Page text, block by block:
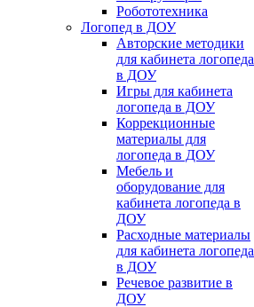
Робототехника
Логопед в ДОУ
Авторские методики
для кабинета логопеда
в ДОУ
Игры для кабинета
логопеда в ДОУ
Коррекционные
материалы для
логопеда в ДОУ
Мебель и
оборудование для
кабинета логопеда в
ДОУ
Расходные материалы
для кабинета логопеда
в ДОУ
Речевое развитие в
ДОУ